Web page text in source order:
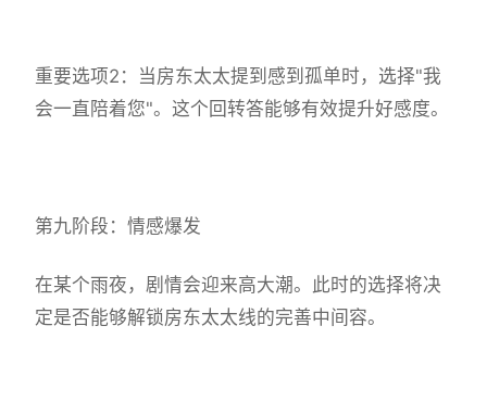
重要选项2：当房东太太提到感到孤单时，选择"我
会一直陪着您"。这个回转答能够有效提升好感度。
第九阶段：情感爆发
在某个雨夜，剧情会迎来高大潮。此时的选择将决
定是否能够解锁房东太太线的完善中间容。